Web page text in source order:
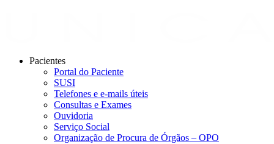
Pacientes
Portal do Paciente
SUSI
Telefones e e-mails úteis
Consultas e Exames
Ouvidoria
Serviço Social
Organização de Procura de Órgãos – OPO